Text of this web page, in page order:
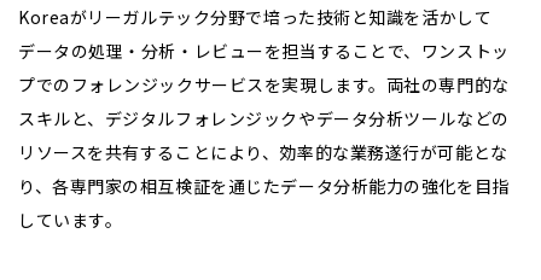
Koreaがリーガルテック分野で培った技術と知識を活かして
データの処理・分析・レビューを担当することで、ワンストッ
プでのフォレンジックサービスを実現します。両社の専門的な
スキルと、デジタルフォレンジックやデータ分析ツールなどの
リソースを共有することにより、効率的な業務遂行が可能とな
り、各専門家の相互検証を通じたデータ分析能力の強化を目指
しています。